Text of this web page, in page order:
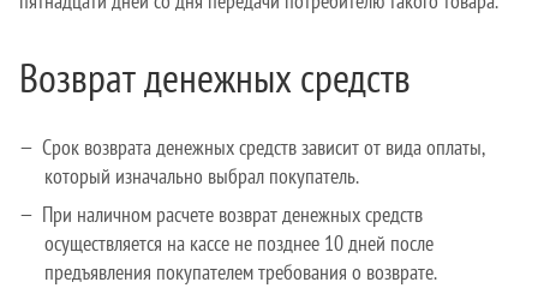
Возврат денежных средств
Срок возврата денежных средств зависит от вида оплаты,
который изначально выбрал покупатель.
При наличном расчете возврат денежных средств
осуществляется на кассе не позднее 10 дней после
предъявления покупателем требования о возврате.